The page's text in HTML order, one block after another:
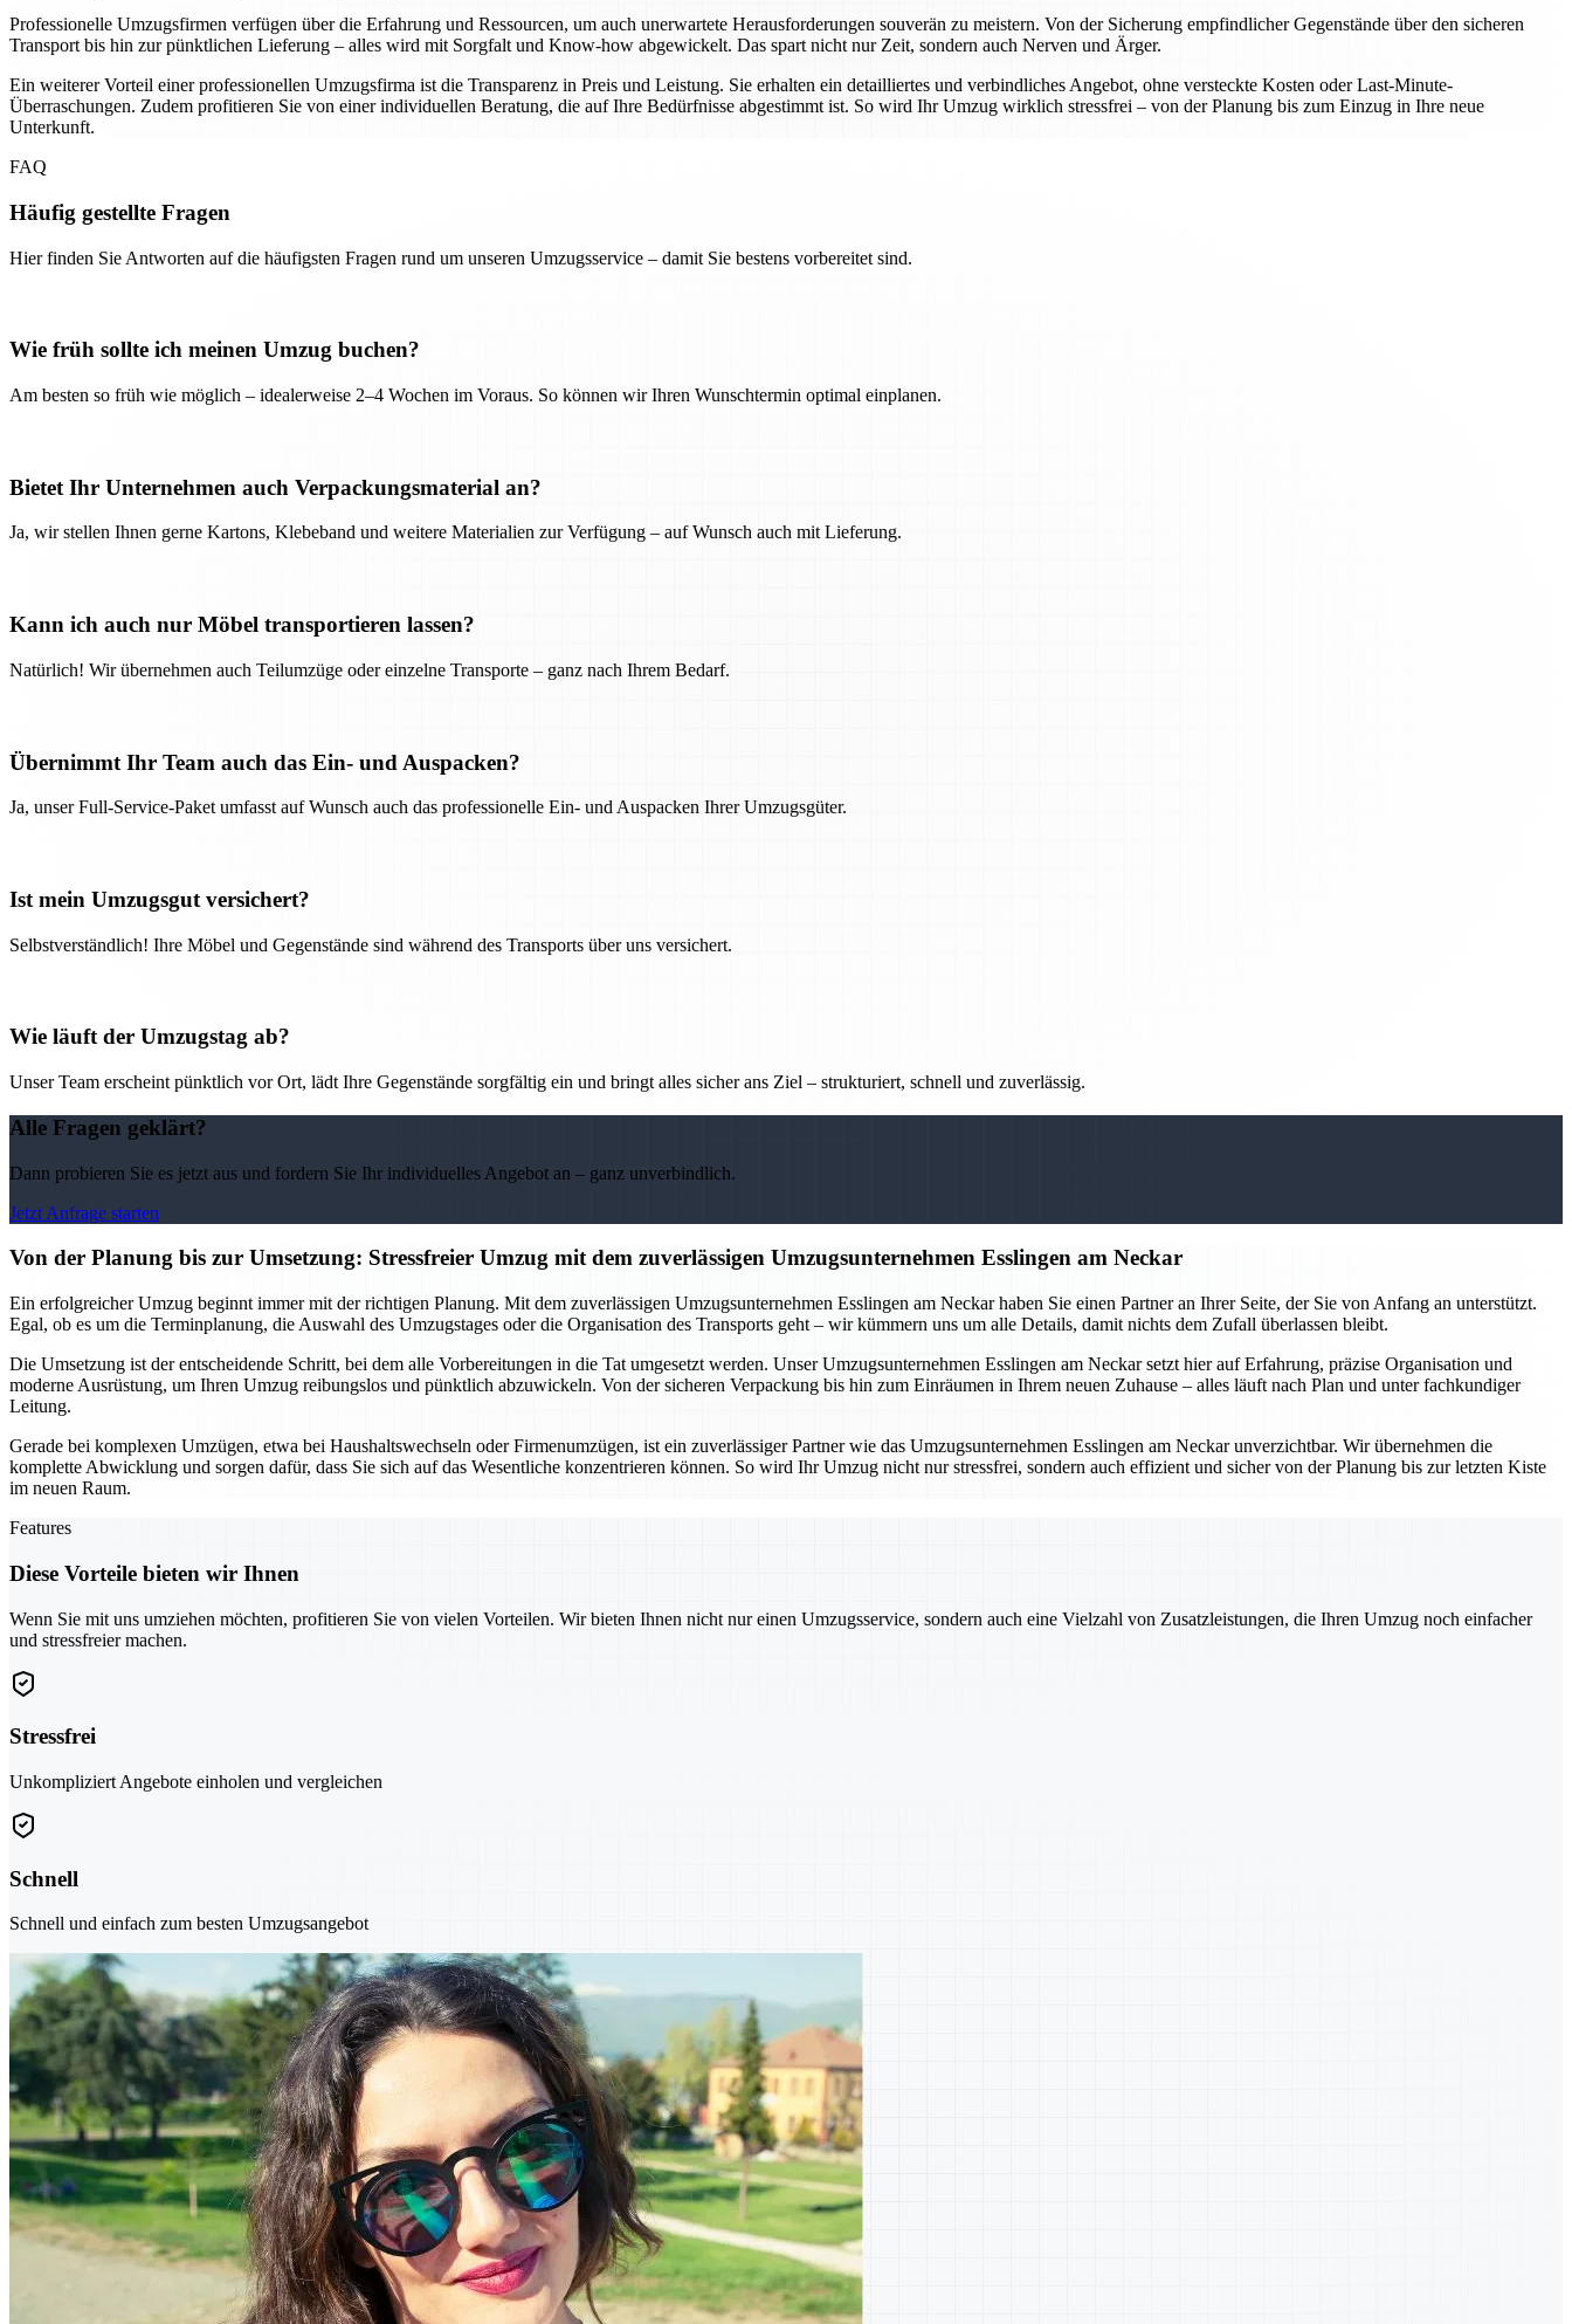
Professionelle Umzugsfirmen verfügen über die Erfahrung und Ressourcen, um auch unerwartete Herausforderungen souverän zu meistern. Von der Sicherung empfindlicher Gegenstände über den sicheren
Transport bis hin zur pünktlichen Lieferung – alles wird mit Sorgfalt und Know-how abgewickelt. Das spart nicht nur Zeit, sondern auch Nerven und Ärger.
Ein weiterer Vorteil einer professionellen Umzugsfirma ist die Transparenz in Preis und Leistung. Sie erhalten ein detailliertes und verbindliches Angebot, ohne versteckte Kosten oder Last-Minute-
Überraschungen. Zudem profitieren Sie von einer individuellen Beratung, die auf Ihre Bedürfnisse abgestimmt ist. So wird Ihr Umzug wirklich stressfrei – von der Planung bis zum Einzug in Ihre neue
Unterkunft.
FAQ
Häufig gestellte Fragen
Hier finden Sie Antworten auf die häufigsten Fragen rund um unseren Umzugsservice – damit Sie bestens vorbereitet sind.
Wie früh sollte ich meinen Umzug buchen?
Am besten so früh wie möglich – idealerweise 2–4 Wochen im Voraus. So können wir Ihren Wunschtermin optimal einplanen.
Bietet Ihr Unternehmen auch Verpackungsmaterial an?
Ja, wir stellen Ihnen gerne Kartons, Klebeband und weitere Materialien zur Verfügung – auf Wunsch auch mit Lieferung.
Kann ich auch nur Möbel transportieren lassen?
Natürlich! Wir übernehmen auch Teilumzüge oder einzelne Transporte – ganz nach Ihrem Bedarf.
Übernimmt Ihr Team auch das Ein- und Auspacken?
Ja, unser Full-Service-Paket umfasst auf Wunsch auch das professionelle Ein- und Auspacken Ihrer Umzugsgüter.
Ist mein Umzugsgut versichert?
Selbstverständlich! Ihre Möbel und Gegenstände sind während des Transports über uns versichert.
Wie läuft der Umzugstag ab?
Unser Team erscheint pünktlich vor Ort, lädt Ihre Gegenstände sorgfältig ein und bringt alles sicher ans Ziel – strukturiert, schnell und zuverlässig.
Alle Fragen geklärt?
Dann probieren Sie es jetzt aus und fordern Sie Ihr individuelles Angebot an – ganz unverbindlich.
Jetzt Anfrage starten
Von der Planung bis zur Umsetzung: Stressfreier Umzug mit dem zuverlässigen Umzugsunternehmen Esslingen am Neckar
Ein erfolgreicher Umzug beginnt immer mit der richtigen Planung. Mit dem zuverlässigen Umzugsunternehmen Esslingen am Neckar haben Sie einen Partner an Ihrer Seite, der Sie von Anfang an unterstützt.
Egal, ob es um die Terminplanung, die Auswahl des Umzugstages oder die Organisation des Transports geht – wir kümmern uns um alle Details, damit nichts dem Zufall überlassen bleibt.
Die Umsetzung ist der entscheidende Schritt, bei dem alle Vorbereitungen in die Tat umgesetzt werden. Unser Umzugsunternehmen Esslingen am Neckar setzt hier auf Erfahrung, präzise Organisation und
moderne Ausrüstung, um Ihren Umzug reibungslos und pünktlich abzuwickeln. Von der sicheren Verpackung bis hin zum Einräumen in Ihrem neuen Zuhause – alles läuft nach Plan und unter fachkundiger
Leitung.
Gerade bei komplexen Umzügen, etwa bei Haushaltswechseln oder Firmenumzügen, ist ein zuverlässiger Partner wie das Umzugsunternehmen Esslingen am Neckar unverzichtbar. Wir übernehmen die
komplette Abwicklung und sorgen dafür, dass Sie sich auf das Wesentliche konzentrieren können. So wird Ihr Umzug nicht nur stressfrei, sondern auch effizient und sicher von der Planung bis zur letzten Kiste
im neuen Raum.
Features
Diese Vorteile bieten wir Ihnen
Wenn Sie mit uns umziehen möchten, profitieren Sie von vielen Vorteilen. Wir bieten Ihnen nicht nur einen Umzugsservice, sondern auch eine Vielzahl von Zusatzleistungen, die Ihren Umzug noch einfacher
und stressfreier machen.
Stressfrei
Unkompliziert Angebote einholen und vergleichen
Schnell
Schnell und einfach zum besten Umzugsangebot